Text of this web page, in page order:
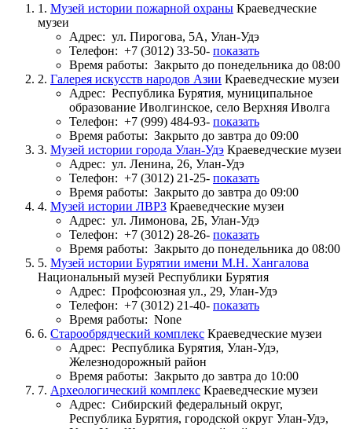
1. Музей истории пожарной охраны Краеведческие
музеи
Адрес: ул. Пирогова, 5А, Улан-Удэ
Телефон: +7 (3012) 33-50- показать
Время работы: Закрыто до понедельника до 08:00
2. Галерея искусств народов Азии Краеведческие музеи
Адрес: Республика Бурятия, муниципальное
образование Иволгинское, село Верхняя Иволга
Телефон: +7 (999) 484-93- показать
Время работы: Закрыто до завтра до 09:00
3. Музей истории города Улан-Удэ Краеведческие музеи
Адрес: ул. Ленина, 26, Улан-Удэ
Телефон: +7 (3012) 21-25- показать
Время работы: Закрыто до завтра до 09:00
4. Музей истории ЛВРЗ Краеведческие музеи
Адрес: ул. Лимонова, 2Б, Улан-Удэ
Телефон: +7 (3012) 28-26- показать
Время работы: Закрыто до понедельника до 08:00
5. Музей истории Бурятии имени М.Н. Хангалова
Национальный музей Республики Бурятия
Адрес: Профсоюзная ул., 29, Улан-Удэ
Телефон: +7 (3012) 21-40- показать
Время работы: None
6. Старообрядческий комплекс Краеведческие музеи
Адрес: Республика Бурятия, Улан-Удэ,
Железнодорожный район
Время работы: Закрыто до завтра до 10:00
7. Археологический комплекс Краеведческие музеи
Адрес: Сибирский федеральный округ,
Республика Бурятия, городской округ Улан-Удэ,